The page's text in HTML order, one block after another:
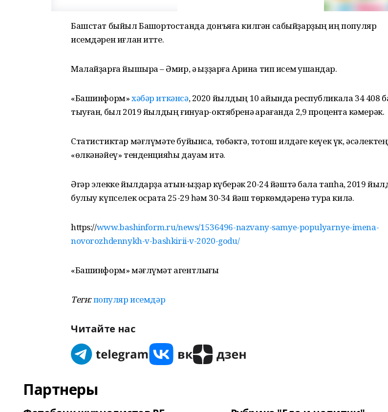
Башстат быйыл Башҡортостанда донъяға килгән сабыйҙарҙың иң популяр
исемдәрен иғлан итте.
Малайҙарға йышыраҡ – Әмир, ә ҡыҙҙарға Арина тип исем ҡушҡандар.
«Башинформ»хәбәр иткәнсә, 2020 йылдың 10 айында республикала 34 408
тыуған, был 2019 йылдың ғинуар-октябренә ҡарағанда 2,9 процентҡа кәмерәк.
Статистиктар мәғлүмәте буйынса, төбәктә, тотош илдәге кеүек үк, әсәлектең
«өлкәнәйеү» тенденцияһы дауам итә.
Әгәр элекке йылдарҙа ҡатын-ҡыҙҙар күберәк 20-24 йәштә бала тапһа, 2019
булыу күпселек осраҡта 25-29 һәм 30-34 йәш төркөмдәренә тура килә.
https://www.bashinform.ru/news/1536496-nazvany-samye-populyarnye-imena-
novorozhdennykh-v-bashkirii-v-2020-godu/
«Башинформ» мәғлүмәт агентлығы
Теги:популяр исемдәр
Читайте нас
Партнеры